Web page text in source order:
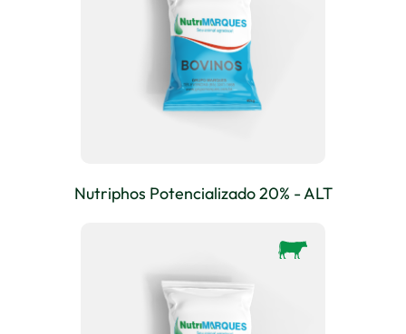
Nutriphos Potencializado 20% - ALT